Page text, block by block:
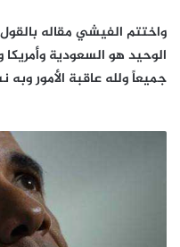
واختتم الفيشي مقاله
الوحيد هو السعودية
جميعاً ولله عاقبة الأمور